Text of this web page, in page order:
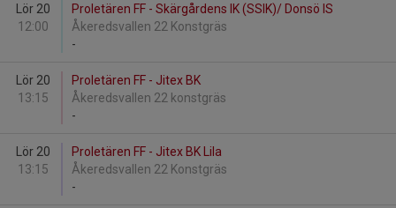
Lör 20
12:00
Proletären FF - Skärgårdens IK (SSIK)/ Donsö IS
Åkeredsvallen 22 Konstgräs
-
Lör 20
13:15
Proletären FF - Jitex BK
Åkeredsvallen 22 konstgräs
-
Lör 20
13:15
Proletären FF - Jitex BK Lila
Åkeredsvallen 22 Konstgräs
-